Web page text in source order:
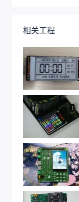
相关工程